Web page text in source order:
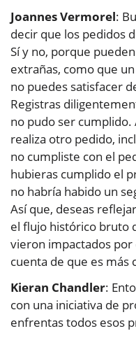
Joannes Vermorel:
decir que los pedidos
Sí y no, porque
extrañas, como que
no puedes satisfacer
Registras
no pudo ser cumplido.
realiza otro pedido,
no cumpliste con el
hubieras cumplido el
no habría habido un
Así que, deseas
el flujo histórico bruto
vieron impactados por
cuenta de que es más
Kieran Chandler:
con una iniciativa de
enfrentas todos esos